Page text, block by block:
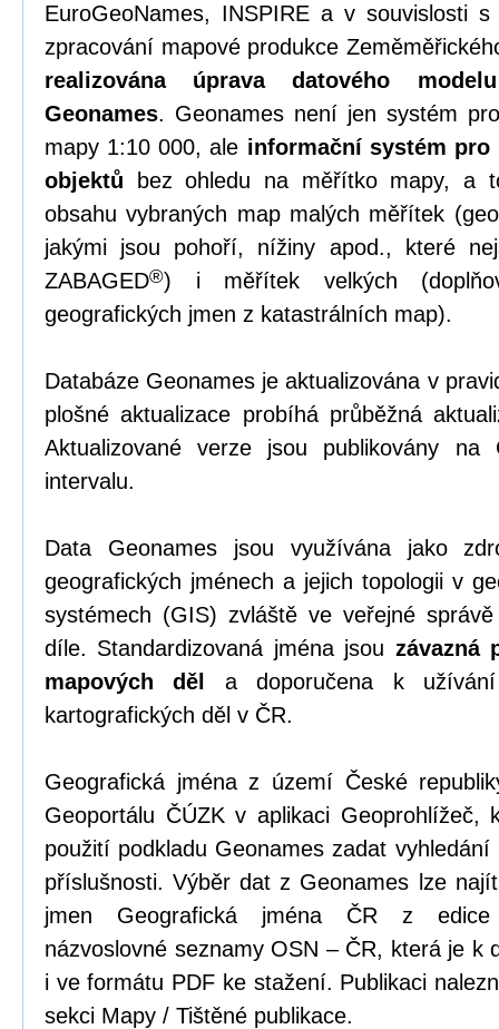
EuroGeoNames, INSPIRE a v souvislosti s
zpracování mapové produkce
realizována úprava datového
Geonames. Geonames není jen systém
mapy 1:10 000, ale informační systém pro
objektů bez ohledu na měřítko mapy, a
obsahu vybraných map malých měřítek
jakými jsou pohoří, nížiny apod., které
ZABAGED®) i měřítek velkých
geografických jmen z katastrálních map).
Databáze Geonames je aktualizována v
plošné aktualizace probíhá průběžná
Aktualizované verze jsou publikovány na
intervalu.
Data Geonames jsou využívána jako
geografických jménech a jejich topologii v
systémech (GIS) zvláště ve veřejné
díle. Standardizovaná jména jsou závazná
mapových děl
a doporučena k užívání
kartografických děl v ČR.
Geografická jména z území České
Geoportálu ČÚZK v aplikaci Geoprohlížeč,
použití podkladu Geonames zadat
příslušnosti. Výběr dat z Geonames lze
jmen Geografická jména ČR z edice
názvoslovné seznamy OSN – ČR, která je k
i ve formátu PDF ke stažení. Publikaci
sekci Mapy / Tištěné publikace.